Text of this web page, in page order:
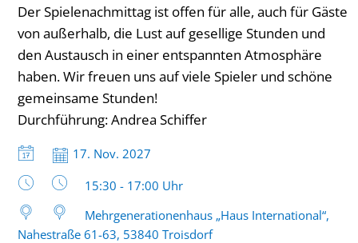
Uhr
Der Spielenachmittag ist offen für alle, auch für Gäste
von außerhalb, die Lust auf gesellige Stunden und
den Austausch in einer entspannten Atmosphäre
haben. Wir freuen uns auf viele Spieler und schöne
gemeinsame Stunden!
Durchführung: Andrea Schiffer
Datum:
17. Nov. 2027
Uhrzeit:
15:30 - 17:00 Uhr
Mehrgenerationenhaus „Haus International“,
Nahestraße 61-63, 53840 Troisdorf